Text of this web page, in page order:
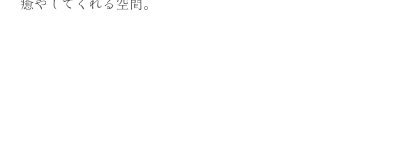
癒やしてくれる空間。